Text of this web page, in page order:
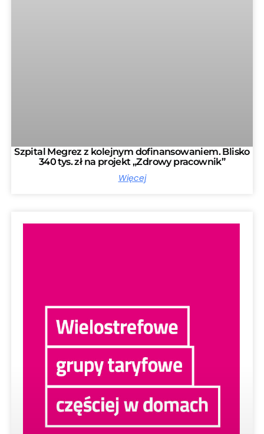
Szpital Megrez z kolejnym dofinansowaniem. Blisko
340 tys. zł na projekt „Zdrowy pracownik”
Więcej